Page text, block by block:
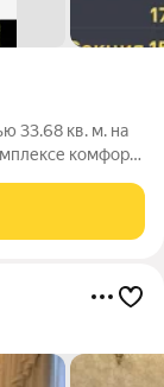
33.68 кв. м. на
комфорт-
Dogma